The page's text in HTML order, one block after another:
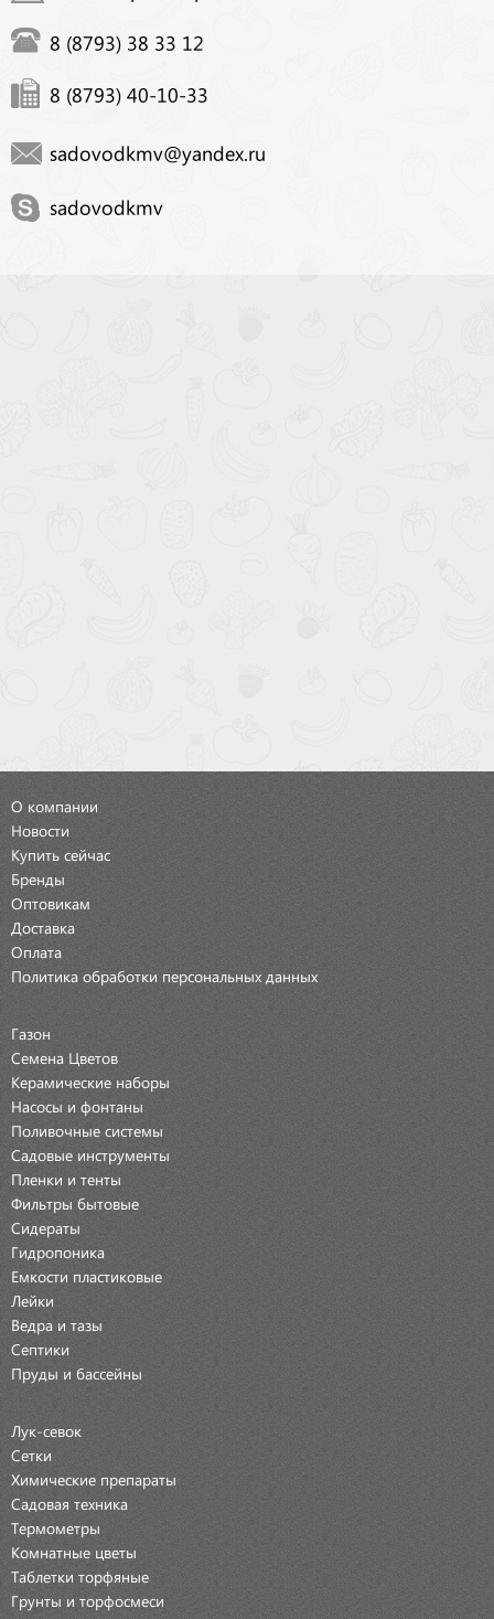
8 (8793) 38 33 12
8 (8793) 40-10-33
sadovodkmv@yandex.ru
sadovodkmv
О компании
Новости
Купить сейчас
Бренды
Оптовикам
Доставка
Оплата
Политика обработки персональных данных
Газон
Семена Цветов
Керамические наборы
Насосы и фонтаны
Поливочные системы
Садовые инструменты
Пленки и тенты
Фильтры бытовые
Сидераты
Гидропоника
Емкости пластиковые
Лейки
Ведра и тазы
Септики
Пруды и бассейны
Лук-севок
Сетки
Химические препараты
Садовая техника
Термометры
Комнатные цветы
Таблетки торфяные
Грунты и торфосмеси